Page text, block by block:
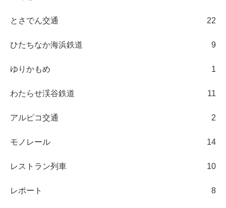
とさでん交通 22
ひたちなか海浜鉄道 9
ゆりかもめ 1
わたらせ渓谷鉄道 11
アルピコ交通 2
モノレール 14
レストラン列車 10
レポート 8